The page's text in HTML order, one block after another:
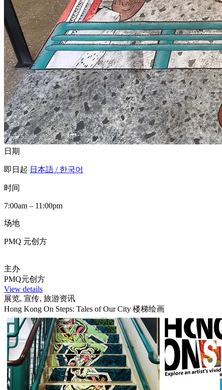
日期
即日起 日本語 / 한국어
时间
7:00am – 11:00pm
场地
PMQ 元创方
主办
PMQ元创方
View details
展览, 宣传, 旅游资讯
Hong Kong On Steps: Tales of Our City 楼梯绘画